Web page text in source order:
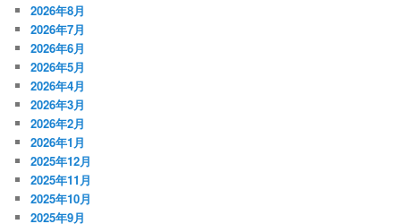
2026年8月
2026年7月
2026年6月
2026年5月
2026年4月
2026年3月
2026年2月
2026年1月
2025年12月
2025年11月
2025年10月
2025年9月